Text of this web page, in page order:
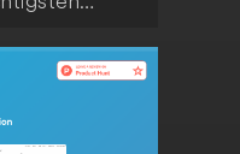
den
und